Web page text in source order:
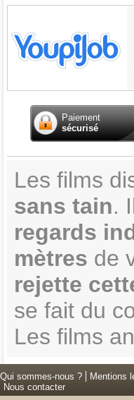
Paiement
sécurisé
Les films
sans tain.
regards
mètres de
rejette
se fait du
Les films
Qui sommes-nous ? Mentions
Nous contacter